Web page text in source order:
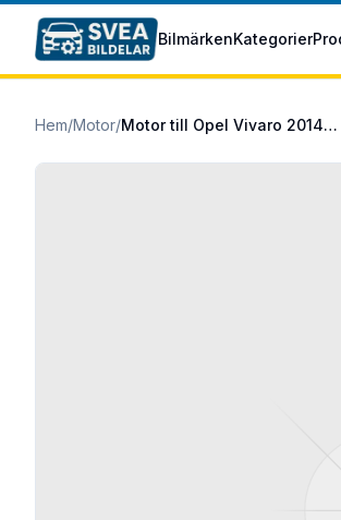
Hoppa till huvudinnehåll
BilmärkenKategorier
Hem/Motor/ Motor till Opel Vivaro 2014- 1.6 CDTI